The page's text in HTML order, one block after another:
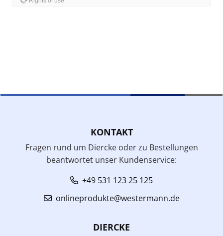
KONTAKT
Fragen rund um Diercke oder zu Bestellungen
beantwortet unser Kundenservice:
+49 531 123 25 125
onlineprodukte@westermann.de
DIERCKE